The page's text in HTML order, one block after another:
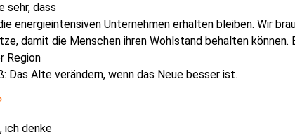
sehr, dass
energieintensiven Unternehmen erhalten bleiben. Wir
damit die Menschen ihren Wohlstand behalten können.
Region
Alte verändern, wenn das Neue besser ist.
ich denke